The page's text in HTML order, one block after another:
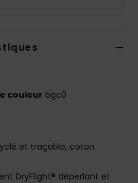
couleur bgc0
et traçable, coton
DryFlight® déperlant et